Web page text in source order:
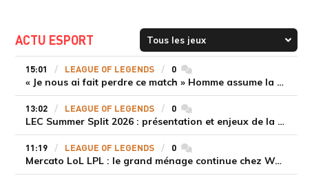
ACTU ESPORT
15:01 LEAGUE OF LEGENDS 0commentaires
« Je nous ai fait perdre ce match » Homme assume la responsabilité de la défaite de HLE face à Gen.G
13:02 LEAGUE OF LEGENDS 0commentaires
LEC Summer Split 2026 : présentation et enjeux de la troisième semaine de compétition
11:19 LEAGUE OF LEGENDS 0commentaires
Mercato LoL LPL : le grand ménage continue chez Weibo Gaming, Jiejie quitte le navire au profit de Xiaohao